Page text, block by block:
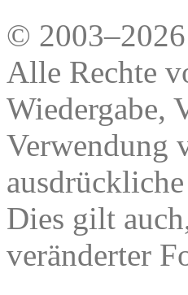
©
Alle Rechte
Wiedergabe,
Verwendung
Dies gilt
veränderter